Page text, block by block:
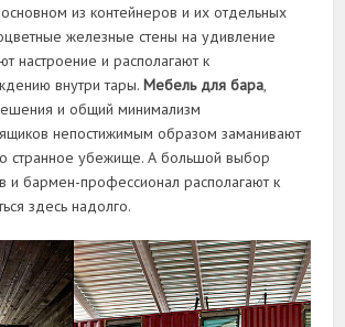
из контейнеров и их отдельных
железные стены на удивление
настроение и располагают к
внутри тары.Мебель для бара,
и общий минимализм
непостижимым образом заманивают
странное убежище. А большой выбор
и бармен-профессионал располагают к
здесь надолго.